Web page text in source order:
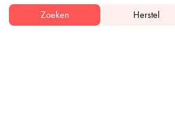
Zoeken Herstel